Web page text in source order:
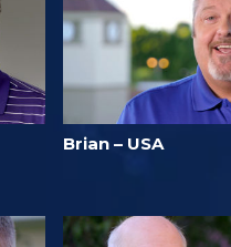
Brian – USA